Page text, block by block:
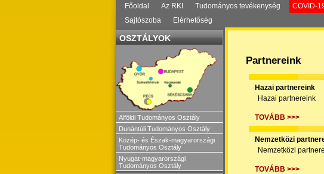
Főoldal Az RKI Tudományos tevékenység COVID-
Sajtószoba
Elérhetőség
OSZTÁLYOK
Alföldi Tudományos Osztály
Dunántúli Tudományos Osztály
Közép- és Észak-magyarországi
Tudományos Osztály
Nyugat-magyarországi
Tudományos Osztály
Partnereink
Hazai partnereink
Hazai partnereink
TOVÁBB >>>
Nemzetközi
Nemzetközi
TOVÁBB >>>